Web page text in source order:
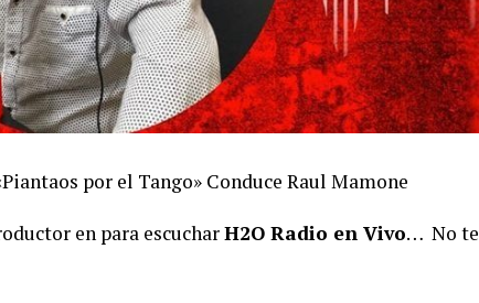
por el Tango» Conduce Raul Mamone
en para escucharH2O Radio en Vivo… No te